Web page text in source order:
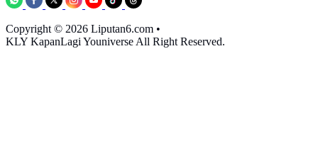
Copyright © 2026 Liputan6.com •
KLY KapanLagi Youniverse All Right Reserved.